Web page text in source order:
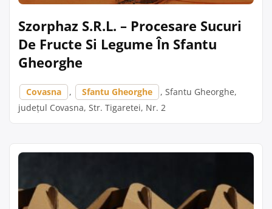
Szorphaz S.R.L. – Procesare Sucuri
De Fructe Si Legume În Sfantu
Gheorghe
Covasna , Sfantu Gheorghe
, Sfantu Gheorghe,
județul Covasna, Str. Tigaretei, Nr. 2